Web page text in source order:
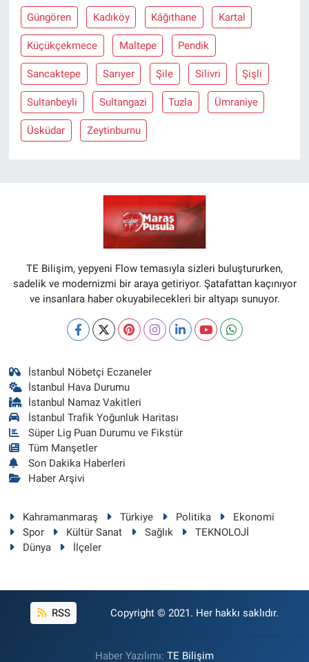
Güngören Kadıköy Kâğıthane Kartal
Küçükçekmece Maltepe Pendik
Sancaktepe Sarıyer Şile Silivri Şişli
Sultanbeyli Sultangazi Tuzla Ümraniye
Üsküdar Zeytinburnu
TE Bilişim, yepyeni Flow temasıyla sizleri buluştururken,
sadelik ve modernizmi bir araya getiriyor. Şatafattan kaçınıyor
ve insanlara haber okuyabilecekleri bir altyapı sunuyor.
İstanbul Nöbetçi Eczaneler
İstanbul Hava Durumu
İstanbul Namaz Vakitleri
İstanbul Trafik Yoğunluk Haritası
Süper Lig Puan Durumu ve Fikstür
Tüm Manşetler
Son Dakika Haberleri
Haber Arşivi
Kahramanmaraş Türkiye Politika
Ekonomi
Spor
Kültür Sanat Sağlık
TEKNOLOJİ
Dünya
İlçeler
RSS Copyright © 2021. Her hakkı saklıdır.
Haber Yazılımı: TE Bilişim